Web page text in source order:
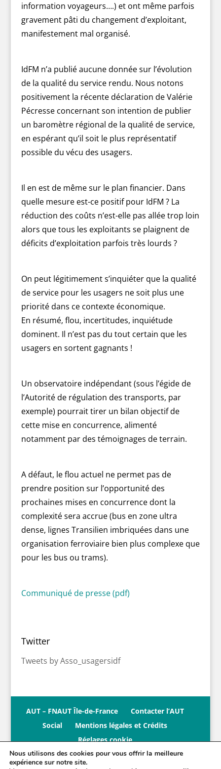
information voyageurs….) et ont même parfois
gravement pâti du changement d’exploitant,
manifestement mal organisé.
IdFM n’a publié aucune donnée sur l’évolution
de la qualité du service rendu. Nous notons
positivement la récente déclaration de Valérie
Pécresse concernant son intention de publier
un baromètre régional de la qualité de service,
en espérant qu’il soit le plus représentatif
possible du vécu des usagers.
Il en est de même sur le plan financier. Dans
quelle mesure est-ce positif pour IdFM ? La
réduction des coûts n’est-elle pas allée trop loin
alors que tous les exploitants se plaignent de
déficits d’exploitation parfois très lourds ?
On peut légitimement s’inquiéter que la qualité
de service pour les usagers ne soit plus une
priorité dans ce contexte économique.
En résumé, flou, incertitudes, inquiétude
dominent. Il n’est pas du tout certain que les
usagers en sortent gagnants !
Un observatoire indépendant (sous l’égide de
l’Autorité de régulation des transports, par
exemple) pourrait tirer un bilan objectif de
cette mise en concurrence, alimenté
notamment par des témoignages de terrain.
A défaut, le flou actuel ne permet pas de
prendre position sur l’opportunité des
prochaines mises en concurrence dont la
complexité sera accrue (bus en zone ultra
dense, lignes Transilien imbriquées dans une
organisation ferroviaire bien plus complexe que
pour les bus ou trams).
Communiqué de presse (pdf)
Twitter
Tweets by Asso_usagersidf
AUT – FNAUT Île-de-France
Contacter l’AUT
Social
Mentions légales et Crédits
Réglages cookie
Nous utilisons des cookies pour vous offrir la meilleure
expérience sur notre site.